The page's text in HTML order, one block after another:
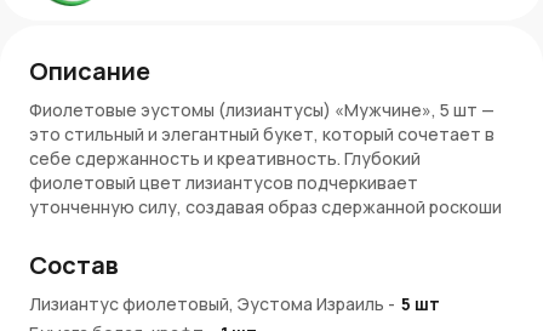
Описание
Фиолетовые эустомы (лизиантусы) «Мужчине», 5 шт —
это стильный и элегантный букет, который сочетает в
себе сдержанность и креативность. Глубокий
фиолетовый цвет лизиантусов подчеркивает
утонченную силу, создавая образ сдержанной роскоши
подарка мужчине, который ценит оригинальность и
эстетику. Упакованные в стильную, минималистичную
упаковку, они будут отличным акцентом в любой
Состав
Лизиантус фиолетовый, Эустома Израиль - 5 шт